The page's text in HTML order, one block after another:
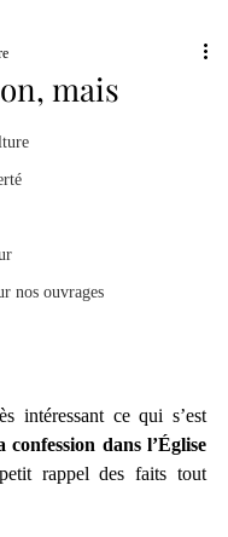
nos ouvrages
mais
intéressant ce qui s’est
confession dans l’Église
rappel des faits tout